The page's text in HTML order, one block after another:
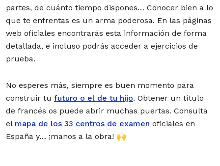
partes, de cuánto tiempo dispones… Conocer bien a lo
que te enfrentas es un arma poderosa. En las páginas
web oficiales encontrarás esta información de forma
detallada, e incluso podrás acceder a ejercicios de
prueba.
No esperes más, siempre es buen momento para
construir tu futuro o el de tu hijo. Obtener un título
de francés os puede abrir muchas puertas. Consulta
el mapa de los 33 centros de examen oficiales en
España y… ¡manos a la obra! 🙌